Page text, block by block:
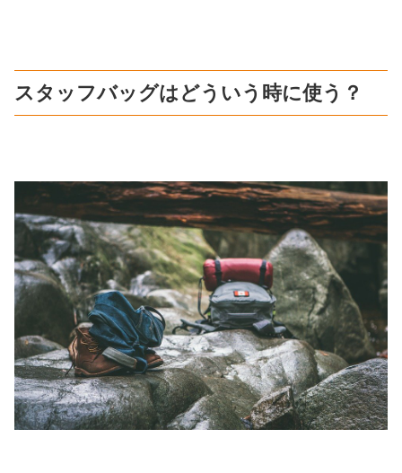
スタッフバッグはどういう時に使う？